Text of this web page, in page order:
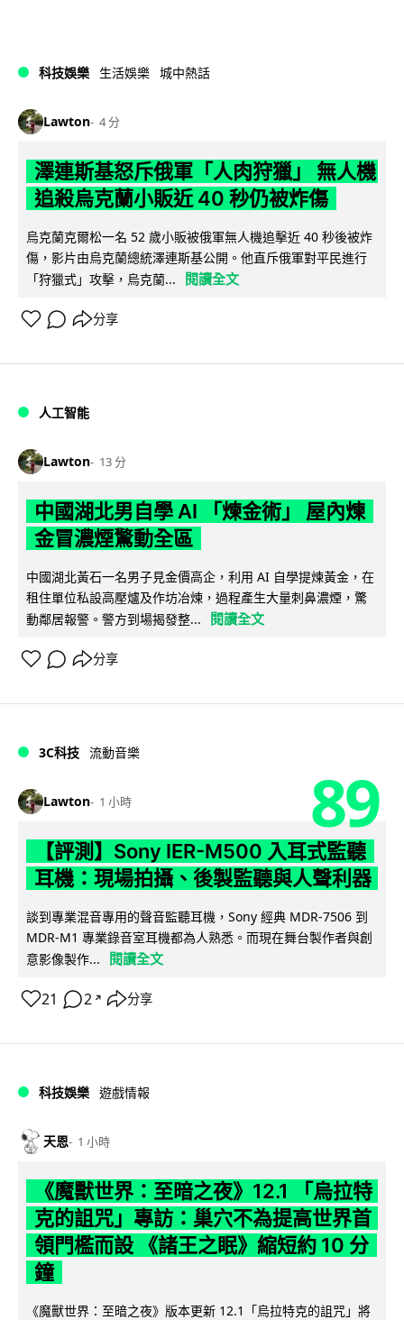
科技娛樂 生活娛樂 城中熱話
Lawton 4 分
澤連斯基怒斥俄軍「人肉狩獵」 無人機
追殺烏克蘭小販近 40 秒仍被炸傷
烏克蘭克爾松一名 52 歲小販被俄軍無人機追擊近 40 秒後被炸
傷，影片由烏克蘭總統澤連斯基公開。他直斥俄軍對平民進行
「狩獵式」攻擊，烏克蘭...
閱讀全文
分享
人工智能
Lawton 13 分
中國湖北男自學 AI 「煉金術」 屋內煉
金冒濃煙驚動全區
中國湖北黃石一名男子見金價高企，利用 AI 自學提煉黃金，在
租住單位私設高壓爐及作坊冶煉，過程產生大量刺鼻濃煙，驚
動鄰居報警。警方到場揭發整...
閱讀全文
分享
3C科技 流動音樂
Lawton 1 小時 89
【評測】Sony IER-M500 入耳式監聽
耳機：現場拍攝、後製監聽與人聲利器
談到專業混音專用的聲音監聽耳機，Sony 經典 MDR-7506 到
MDR-M1 專業錄音室耳機都為人熟悉。而現在舞台製作者與創
意影像製作...
閱讀全文
21 2 ↗ 分享
科技娛樂 遊戲情報
天恩 1 小時
《魔獸世界：至暗之夜》12.1 「烏拉特
克的詛咒」專訪：巢穴不為提高世界首
領門檻而設 《諸王之眠》縮短約 10 分
鐘
《魔獸世界：至暗之夜》版本更新 12.1「烏拉特克的詛咒」將